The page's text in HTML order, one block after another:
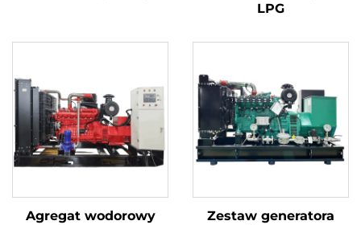
LPG
Agregat wodorowy
Zestaw generatora